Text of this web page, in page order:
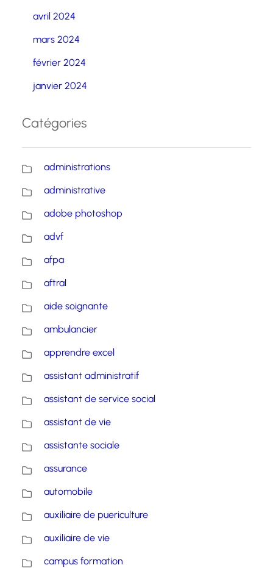
avril 2024
mars 2024
février 2024
janvier 2024
Catégories
administrations
administrative
adobe photoshop
advf
afpa
aftral
aide soignante
ambulancier
apprendre excel
assistant administratif
assistant de service social
assistant de vie
assistante sociale
assurance
automobile
auxiliaire de puericulture
auxiliaire de vie
campus formation